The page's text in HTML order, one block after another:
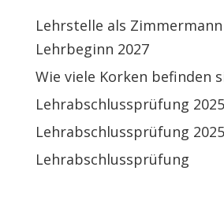
Lehrstelle als Zimmermann
Lehrbeginn 2027
Wie viele Korken befinden
Lehrabschlussprüfung 2025
Lehrabschlussprüfung 2025
Lehrabschlussprüfung